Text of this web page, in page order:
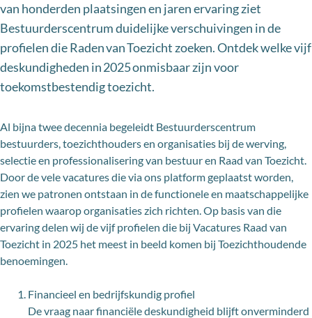
van honderden plaatsingen en jaren ervaring ziet
Bestuurderscentrum duidelijke verschuivingen in de
profielen die Raden van Toezicht zoeken. Ontdek welke vijf
deskundigheden in 2025 onmisbaar zijn voor
toekomstbestendig toezicht.
Al bijna twee decennia begeleidt Bestuurderscentrum
bestuurders, toezichthouders en organisaties bij de werving,
selectie en professionalisering van bestuur en Raad van Toezicht.
Door de vele vacatures die via ons platform geplaatst worden,
zien we patronen ontstaan in de functionele en maatschappelijke
profielen waarop organisaties zich richten. Op basis van die
ervaring delen wij de vijf profielen die bij Vacatures Raad van
Toezicht in 2025 het meest in beeld komen bij Toezichthoudende
benoemingen.
Financieel en bedrijfskundig profiel
De vraag naar financiële deskundigheid blijft onverminderd